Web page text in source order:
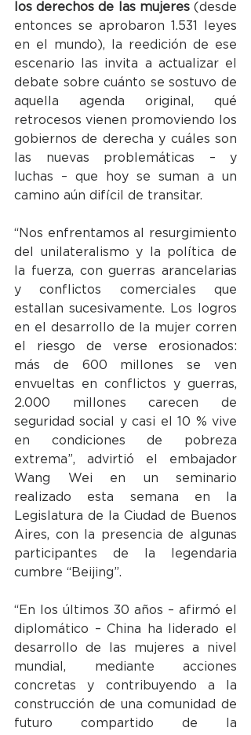
los derechos de las mujeres (desde
entonces se aprobaron 1.531 leyes
en el mundo), la reedición de ese
escenario las invita a actualizar el
debate sobre cuánto se sostuvo de
aquella agenda original, qué
retrocesos vienen promoviendo los
gobiernos de derecha y cuáles son
las nuevas problemáticas – y
luchas – que hoy se suman a un
camino aún difícil de transitar.
“Nos enfrentamos al resurgimiento
del unilateralismo y la política de
la fuerza, con guerras arancelarias
y conflictos comerciales que
estallan sucesivamente. Los logros
en el desarrollo de la mujer corren
el riesgo de verse erosionados:
más de 600 millones se ven
envueltas en conflictos y guerras,
2.000 millones carecen de
seguridad social y casi el 10 % vive
en condiciones de pobreza
extrema”, advirtió el embajador
Wang Wei en un seminario
realizado esta semana en la
Legislatura de la Ciudad de Buenos
Aires, con la presencia de algunas
participantes de la legendaria
cumbre “Beijing”.
“En los últimos 30 años – afirmó el
diplomático – China ha liderado el
desarrollo de las mujeres a nivel
mundial, mediante acciones
concretas y contribuyendo a la
construcción de una comunidad de
futuro compartido de la